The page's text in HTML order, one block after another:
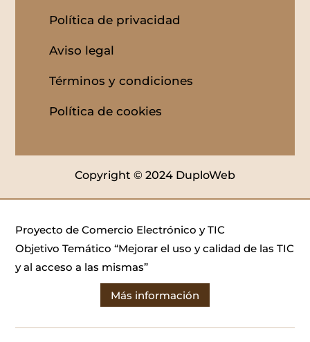
Política de privacidad
Aviso legal
Términos y condiciones
Política de cookies
Copyright © 2024 DuploWeb
Proyecto de Comercio Electrónico y TIC
Objetivo Temático “Mejorar el uso y calidad de las TIC
y al acceso a las mismas”
Más información